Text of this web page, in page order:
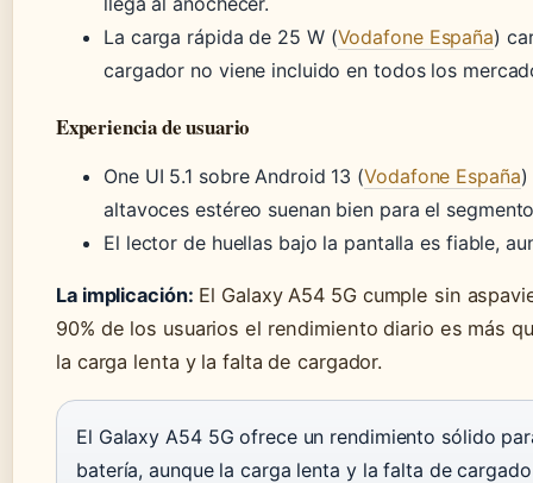
La carga rápida de 25 W (Vodafone España)
cargador no viene incluido en todos los
Experiencia de usuario
One UI 5.1 sobre Android 13 (Vodafone España)
altavoces estéreo suenan bien para el
El lector de huellas bajo la pantalla es fiable,
La implicación: El Galaxy A54 5G cumple sin
90% de los usuarios el rendimiento diario es más
la carga lenta y la falta de cargador.
El Galaxy A54 5G ofrece un rendimiento sólido
batería, aunque la carga lenta y la falta de